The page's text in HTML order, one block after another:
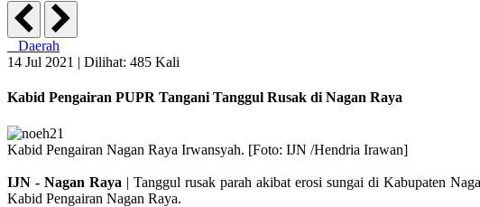
Daerah
14 Jul 2021 | Dilihat: 485 Kali
Kabid Pengairan PUPR Tangani Tanggul Rusak di Nagan Raya
Kabid Pengairan Nagan Raya Irwansyah. [Foto: IJN /Hendria Irawan]
IJN - Nagan Raya | Tanggul rusak parah akibat erosi sungai di Kabupaten
Kabid Pengairan Nagan Raya.